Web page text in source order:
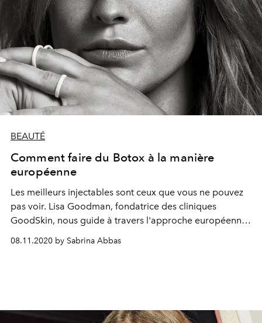
BEAUTÉ
Comment faire du Botox à la manière
européenne
Les meilleurs injectables sont ceux que vous ne pouvez
pas voir. Lisa Goodman, fondatrice des cliniques
GoodSkin, nous guide à travers l'approche européenne
08.11.2020 by Sabrina Abbas